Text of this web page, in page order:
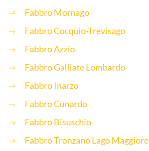
Fabbro Mornago
Fabbro Cocquio-Trevisago
Fabbro Azzio
Fabbro Galliate Lombardo
Fabbro Inarzo
Fabbro Cunardo
Fabbro Bisuschio
Fabbro Tronzano Lago Maggiore